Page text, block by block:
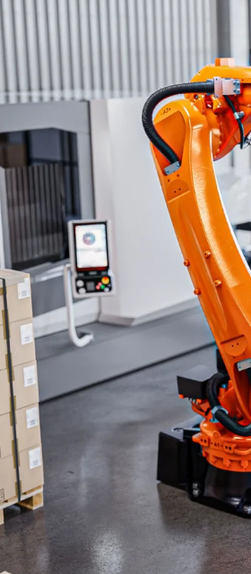
Automação
inteligente